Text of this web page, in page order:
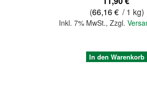
(66,16 € / 1 kg)
Inkl. 7% MwSt.,Zzgl.
In den Warenkorb